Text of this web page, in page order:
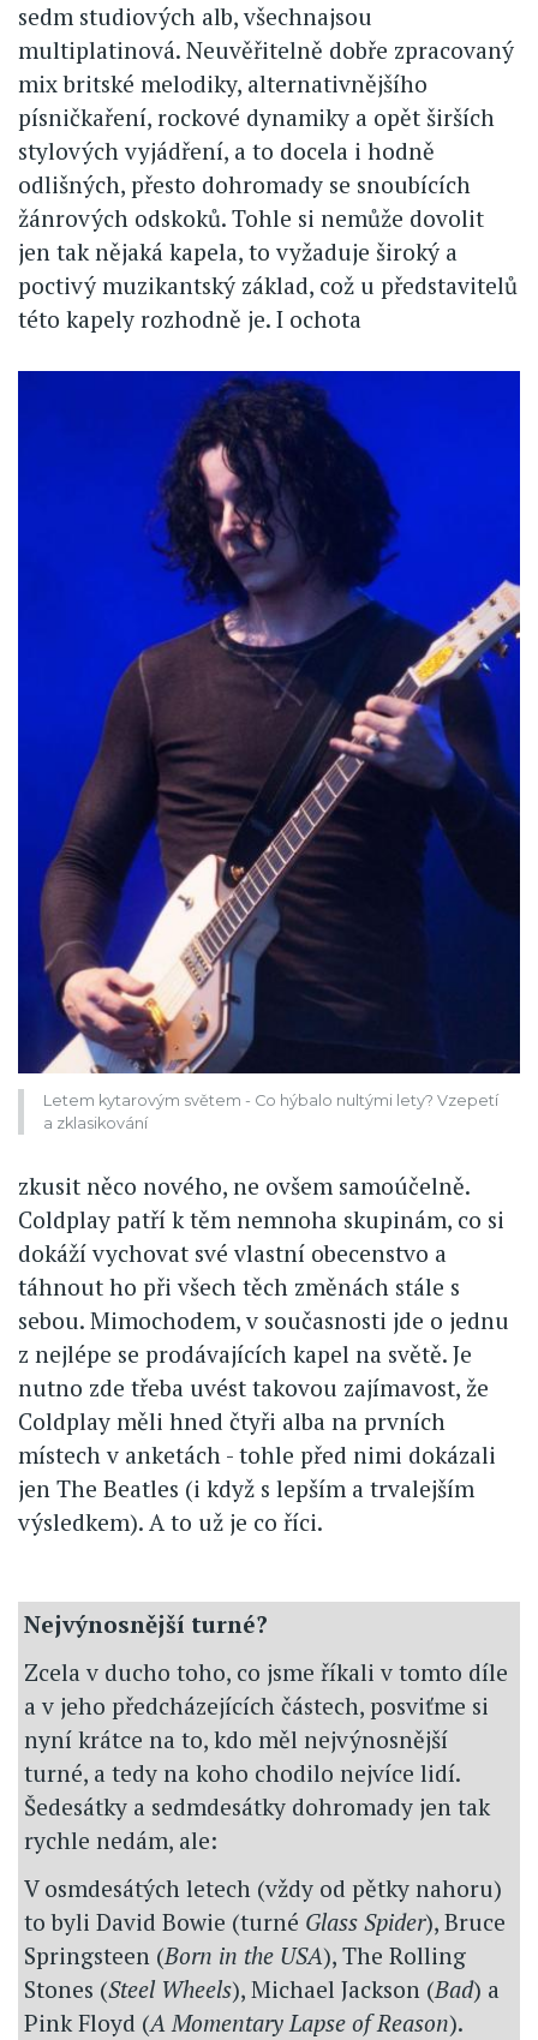
sedm studiových alb, všechnajsou
multiplatinová. Neuvěřitelně dobře zpracovaný
mix britské melodiky, alternativnějšího
písničkaření, rockové dynamiky a opět širších
stylových vyjádření, a to docela i hodně
odlišných, přesto dohromady se snoubících
žánrových odskoků. Tohle si nemůže dovolit
jen tak nějaká kapela, to vyžaduje široký a
poctivý muzikantský základ, což u představitelů
této kapely rozhodně je. I ochota
Letem kytarovým světem - Co hýbalo nultými lety? Vzepetí
a zklasikování
zkusit něco nového, ne ovšem samoúčelně.
Coldplay patří k těm nemnoha skupinám, co si
dokáží vychovat své vlastní obecenstvo a
táhnout ho při všech těch změnách stále s
sebou. Mimochodem, v současnosti jde o jednu
z nejlépe se prodávajících kapel na světě. Je
nutno zde třeba uvést takovou zajímavost, že
Coldplay měli hned čtyři alba na prvních
místech v anketách - tohle před nimi dokázali
jen The Beatles (i když s lepším a trvalejším
výsledkem). A to už je co říci.
Nejvýnosnější turné?
Zcela v ducho toho, co jsme říkali v tomto díle
a v jeho předcházejících částech, posviťme si
nyní krátce na to, kdo měl nejvýnosnější
turné, a tedy na koho chodilo nejvíce lidí.
Šedesátky a sedmdesátky dohromady jen tak
rychle nedám, ale:
V osmdesátých letech (vždy od pětky nahoru)
to byli David Bowie (turné Glass Spider), Bruce
Springsteen (Born in the USA), The Rolling
Stones (Steel Wheels), Michael Jackson (Bad) a
Pink Floyd (A Momentary Lapse of Reason).